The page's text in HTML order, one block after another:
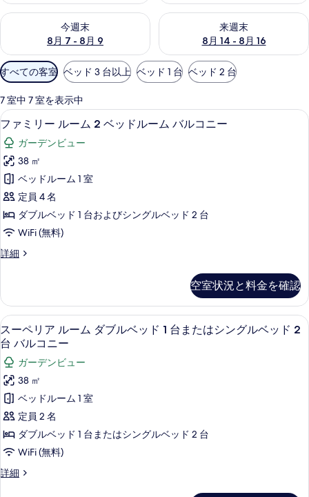
今週末
8月 7 - 8月 9
今週末 8月 7 - 8月 9 の空室状況をチェック
来週末
8月 14 - 8月 16
来週末 8月 14 - 8月 16 の空室
利
用
可
能
な
客
室
の
絞
り
込
み
条
すべての客室 ベッド 3 台以上 ベッド 1 台 ベッド 2 台
7 室中 7 室を表示中
フ
ァ
ミ
リ
ー
ル
ー
ム
2
ッ
ド
ル
ー
ム
バ
ル
コ
ニ
ー
の
ファミリー ルーム 2 ベッドルーム
7
ファミリー ルーム 2 ベッドルーム バルコニー
ガーデンビュー
38 ㎡
ベッドルーム 1 室
定員 4 名
ダブルベッド 1 台およびシングルベッド 2 台
WiFi (無料)
詳細
フ
ー
ル
ー
ム
2
ベ
ッ
ド
ル
ー
バ
ル
ニ
空室状況と料金を確認
ス
ー
ペ
リ
ア
ル
ー
ム
ダ
スーペリア ルーム ダブルベッド 1
8
スーペリア ルーム ダブルベッド 1 台またはシングルベッド 2
台 バルコニー
ガーデンビュー
38 ㎡
ベッドルーム 1 室
定員 2 名
ダブルベッド 1 台またはシングルベッド 2 台
WiFi (無料)
詳細
ス